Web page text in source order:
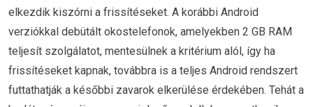
elkezdik kiszórni a frissítéseket. A korábbi Android
verziókkal debütált okostelefonok, amelyekben 2 GB RAM
teljesít szolgálatot, mentesülnek a kritérium alól, így ha
frissítéseket kapnak, továbbra is a teljes Android rendszert
futtathatják a későbbi zavarok elkerülése érdekében. Tehát a